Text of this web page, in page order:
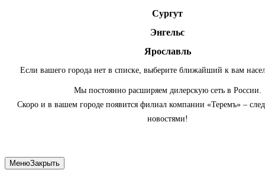
Сургут
Энгельс
Ярославль
Если вашего города нет в списке, выберите ближайший к вам
Мы постоянно расширяем дилерскую сеть в России.
Скоро и в вашем городе появится филиал компании «Теремъ» –
новостями!
МенюЗакрыть